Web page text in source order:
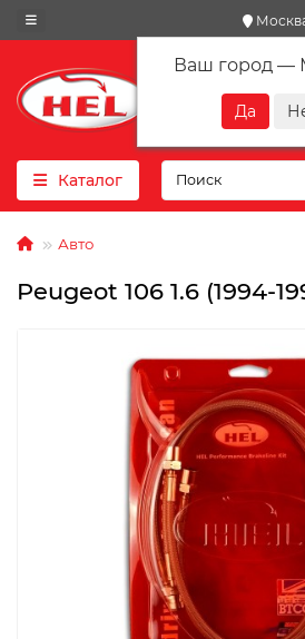
Ваш город —
Каталог
Авто
Peugeot 106 1.6 (1994-